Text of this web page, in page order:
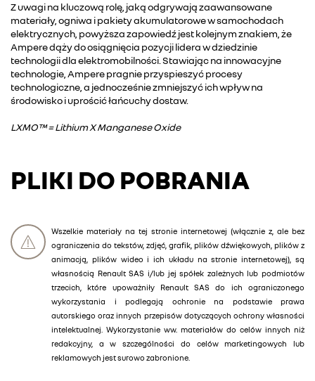
Z uwagi na kluczową rolę, jaką odgrywają zaawansowane
materiały, ogniwa i pakiety akumulatorowe w samochodach
elektrycznych, powyższa zapowiedź jest kolejnym znakiem, że
Ampere dąży do osiągnięcia pozycji lidera w dziedzinie
technologii dla elektromobilności. Stawiając na innowacyjne
technologie, Ampere pragnie przyspieszyć procesy
technologiczne, a jednocześnie zmniejszyć ich wpływ na
środowisko i uprościć łańcuchy dostaw.
LXMO™ = Lithium X Manganese Oxide
PLIKI DO POBRANIA
Wszelkie materiały na tej stronie internetowej (włącznie z, ale bez
ograniczenia do tekstów, zdjęć, grafik, plików dźwiękowych, plików z
animacją, plików wideo i ich układu na stronie internetowej), są
własnością Renault SAS i/lub jej spółek zależnych lub podmiotów
trzecich, które upoważniły Renault SAS do ich ograniczonego
wykorzystania i podlegają ochronie na podstawie prawa
autorskiego oraz innych przepisów dotyczących ochrony własności
intelektualnej. Wykorzystanie ww. materiałów do celów innych niż
redakcyjny, a w szczególności do celów marketingowych lub
reklamowych jest surowo zabronione.